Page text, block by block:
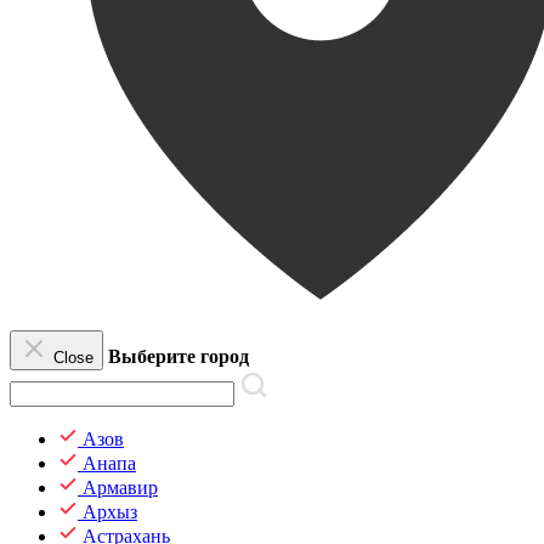
Close Выберите город
Азов
Анапа
Армавир
Архыз
Астрахань